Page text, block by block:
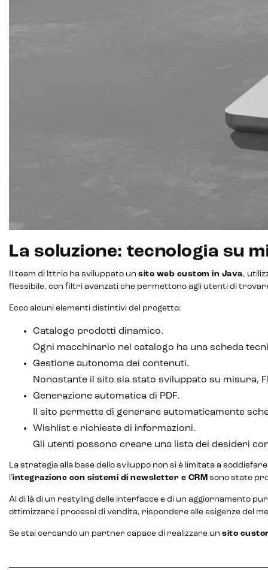
La soluzione: tecnologia su
Il team di Ittrio ha sviluppato un sito web custom in Java,
flessibile, con filtri avanzati che permettono agli utenti di
Ecco alcuni elementi distintivi del progetto:
Catalogo prodotti dinamico.
Ogni macchinario nel catalogo ha una scheda
Gestione autonoma dei contenuti.
Nonostante il sito sia stato sviluppato su misura,
Generazione automatica di PDF.
Il sito permette di generare automaticamente
Wishlist e richieste di informazioni.
Gli utenti possono creare una lista dei desideri
La strategia alla base dello sviluppo non si è limitata a
l’integrazione con sistemi di newsletter e CRM sono state
Al di là di un restyling delle interfacce e di un aggiornamento
ottimizzare i processi di vendita, rispondere alle esigenze del
Se stai cercando un partner capace di realizzare un sito